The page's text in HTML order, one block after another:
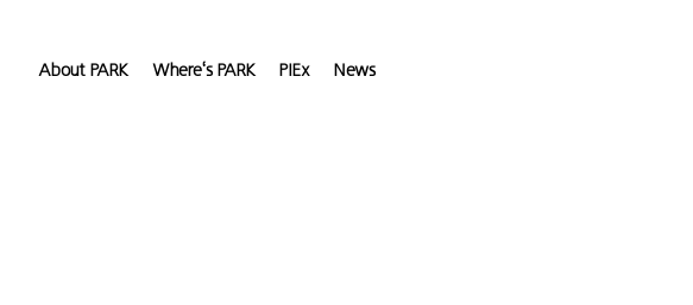
About PARK Where's PARK PIEx News